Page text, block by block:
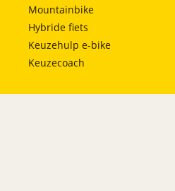
Mountainbike
Hybride fiets
Keuzehulp e-bike
Keuzecoach